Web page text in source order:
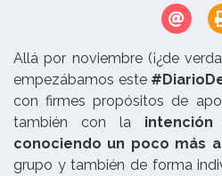
Allá por noviembre (¡¿de
empezábamos este
con firmes propósitos de
también con la
conociendo un poco más
grupo y también de forma